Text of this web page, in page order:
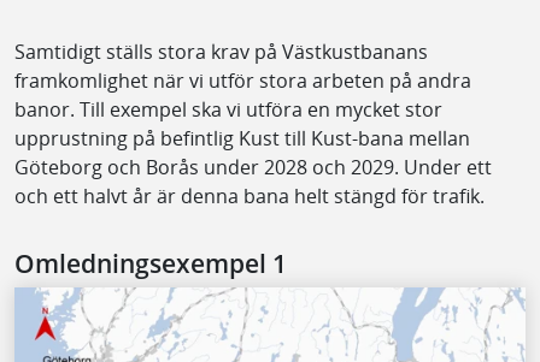
Samtidigt ställs stora krav på Västkustbanans
framkomlighet när vi utför stora arbeten på andra
banor. Till exempel ska vi utföra en mycket stor
upprustning på befintlig Kust till Kust-bana mellan
Göteborg och Borås under 2028 och 2029. Under ett
och ett halvt år är denna bana helt stängd för trafik.
Omledningsexempel 1